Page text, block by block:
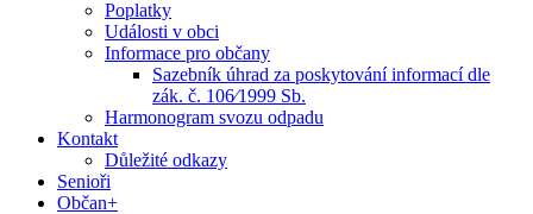
Poplatky
Události v obci
Informace pro občany
Sazebník úhrad za poskytování informací dle
zák. č. 106⁄1999 Sb.
Harmonogram svozu odpadu
Kontakt
Důležité odkazy
Senioři
Občan+